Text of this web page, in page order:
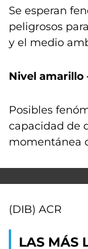
Se esperan
peligrosos
y el medio
Nivel amarillo
Posibles
capacidad de
momentánea
(DIB) ACR
LAS MÁS